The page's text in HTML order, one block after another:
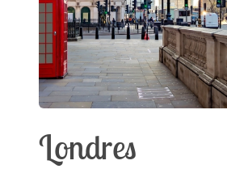
Londres